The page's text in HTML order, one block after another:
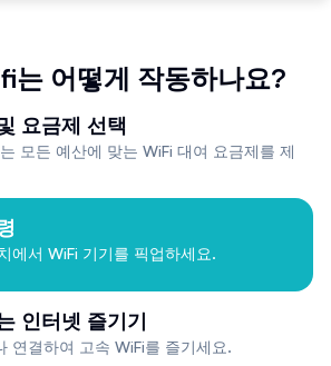
는 어떻게 작동하나요?
요금제 선택
모든 예산에 맞는 WiFi 대여 요금제를 제
에서 WiFi 기기를 픽업하세요.
인터넷 즐기기
연결하여 고속 WiFi를 즐기세요.